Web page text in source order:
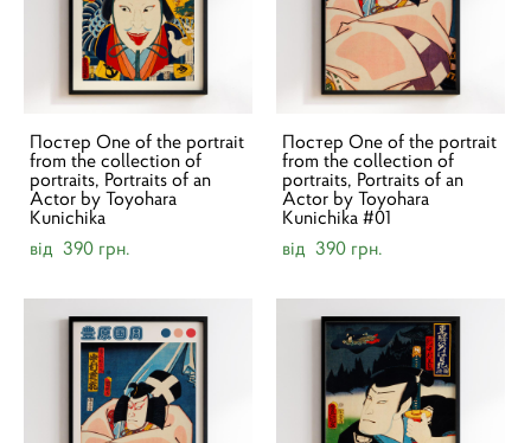
Постер One of the portrait
from the collection of
portraits, Portraits of an
Actor by Toyohara
Kunichika
від 390 грн.
Постер One of the portrait
from the collection of
portraits, Portraits of an
Actor by Toyohara
Kunichika #01
від 390 грн.